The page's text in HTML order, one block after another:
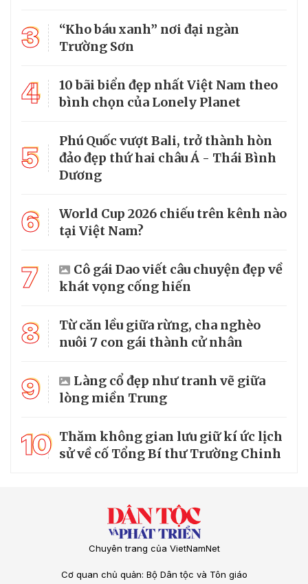
3
“Kho báu xanh” nơi đại ngàn
Trường Sơn
4
10 bãi biển đẹp nhất Việt Nam theo
bình chọn của Lonely Planet
5
Phú Quốc vượt Bali, trở thành hòn
đảo đẹp thứ hai châu Á - Thái Bình
Dương
6
World Cup 2026 chiếu trên kênh nào
tại Việt Nam?
7
Cô gái Dao viết câu chuyện đẹp về
khát vọng cống hiến
8
Từ căn lều giữa rừng, cha nghèo
nuôi 7 con gái thành cử nhân
9
Làng cổ đẹp như tranh vẽ giữa
lòng miền Trung
10 Thăm không gian lưu giữ kí ức lịch
sử về cố Tổng Bí thư Trường Chinh
Chuyên trang của VietNamNet
Cơ quan chủ quản: Bộ Dân tộc và Tôn giáo